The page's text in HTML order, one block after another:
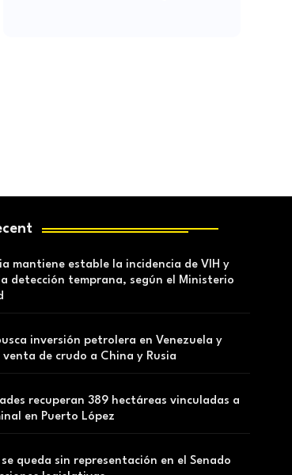
mantiene estable la incidencia de VIH y
detección temprana, según el Ministerio
inversión petrolera en Venezuela y
de crudo a China y Rusia
recuperan 389 hectáreas vinculadas a
en Puerto López
queda sin representación en el Senado